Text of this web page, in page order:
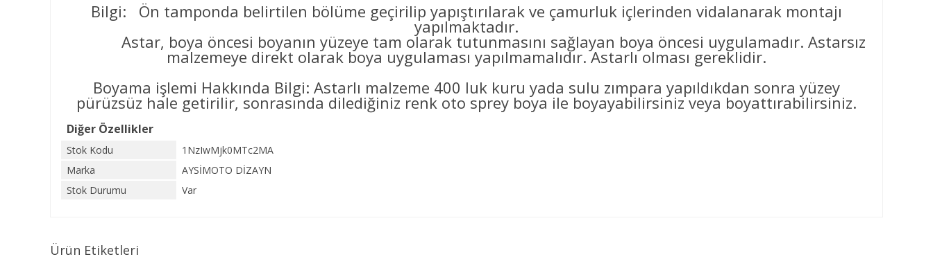
Bilgi: Ön tamponda belirtilen bölüme geçirilip yapıştırılarak ve çamurluk içlerinden vidalanarak montajı
yapılmaktadır.
Astar, boya öncesi boyanın yüzeye tam olarak tutunmasını sağlayan boya öncesi uygulamadır. Astarsız
malzemeye direkt olarak boya uygulaması yapılmamalıdır. Astarlı olması gereklidir.
Boyama işlemi Hakkında Bilgi: Astarlı malzeme 400 luk kuru yada sulu zımpara yapıldıkdan sonra yüzey
pürüzsüz hale getirilir, sonrasında dilediğiniz renk oto sprey boya ile boyayabilirsiniz veya boyattırabilirsiniz.
Diğer Özellikler
Stok Kodu
1NzIwMjk0MTc2MA
Marka
AYSİMOTO DİZAYN
Stok Durumu
Var
Ürün Etiketleri